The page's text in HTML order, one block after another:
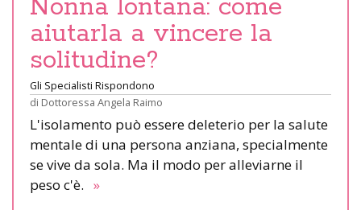
Nonna lontana: come
aiutarla a vincere la
solitudine?
Gli Specialisti Rispondono
di Dottoressa Angela Raimo
L'isolamento può essere deleterio per la salute
mentale di una persona anziana, specialmente
se vive da sola. Ma il modo per alleviarne il
peso c'è. »